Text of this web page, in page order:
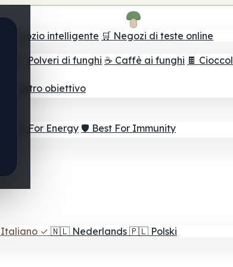
il negozio intelligente 🛒 Negozi di teste online
🫙 Polveri di funghi ☕ Caffè ai funghi 🍫
il vostro obiettivo
⚡ Best For Energy 🛡️ Best For Immunity
Italiano ✓ 🇳🇱 Nederlands 🇵🇱 Polski